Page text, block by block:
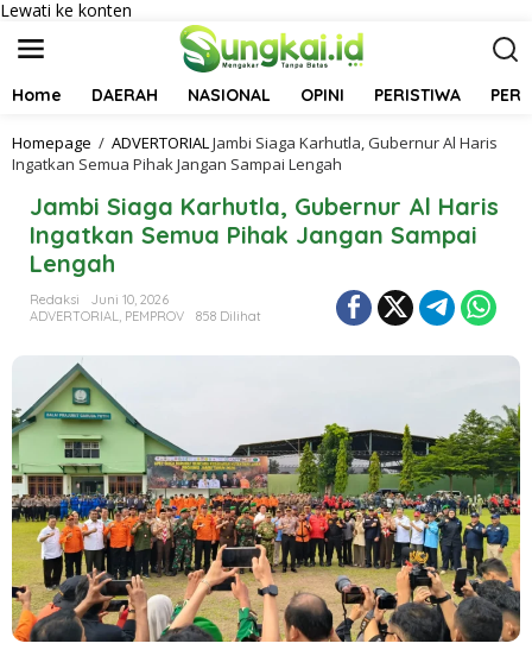
Lewati ke konten
Home DAERAH NASIONAL OPINI PERISTIWA
Homepage / ADVERTORIALJambi Siaga Karhutla, Gubernur Al Haris
Ingatkan Semua Pihak Jangan Sampai Lengah
Jambi Siaga Karhutla, Gubernur Al Haris
Ingatkan Semua Pihak Jangan Sampai
Lengah
Redaksi
Juni 10, 2026
ADVERTORIAL, PEMPROV 858 Dilihat